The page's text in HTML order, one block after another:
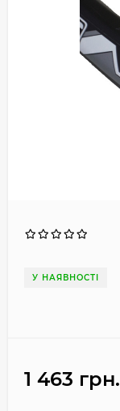
У НАЯВНОСТІ
1 463 грн.